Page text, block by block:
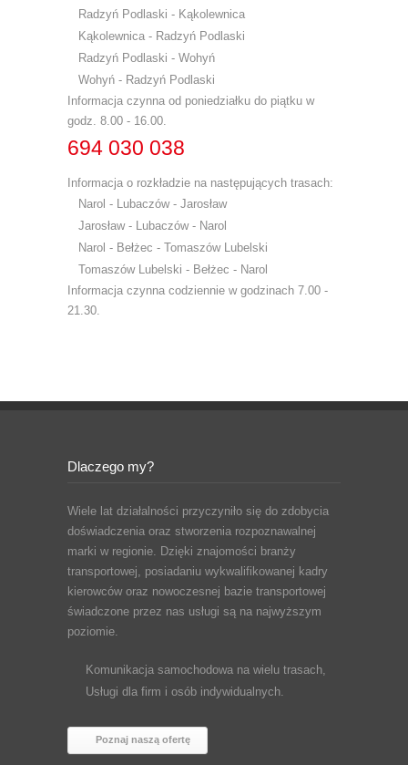
Radzyń Podlaski - Kąkolewnica
Kąkolewnica - Radzyń Podlaski
Radzyń Podlaski - Wohyń
Wohyń - Radzyń Podlaski
Informacja czynna od poniedziałku do piątku w
godz. 8.00 - 16.00.
694 030 038
Informacja o rozkładzie na następujących trasach:
Narol - Lubaczów - Jarosław
Jarosław - Lubaczów - Narol
Narol - Bełżec - Tomaszów Lubelski
Tomaszów Lubelski - Bełżec - Narol
Informacja czynna codziennie w godzinach 7.00 -
21.30.
Dlaczego my?
Wiele lat działalności przyczyniło się do zdobycia
doświadczenia oraz stworzenia rozpoznawalnej
marki w regionie. Dzięki znajomości branży
transportowej, posiadaniu wykwalifikowanej kadry
kierowców oraz nowoczesnej bazie transportowej
świadczone przez nas usługi są na najwyższym
poziomie.
Komunikacja samochodowa na wielu trasach,
Usługi dla firm i osób indywidualnych.
Poznaj naszą ofertę